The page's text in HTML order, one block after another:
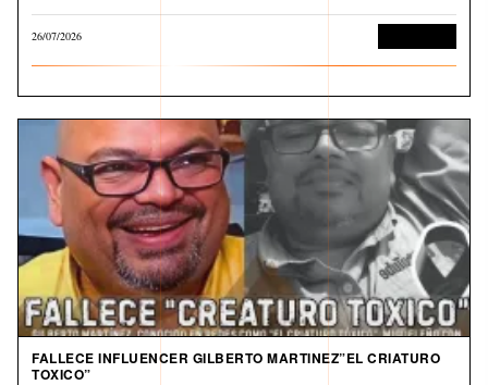
26/07/2026
FALLECE INFLUENCER GILBERTO MARTINEZ”EL CRIATURO
TOXICO”